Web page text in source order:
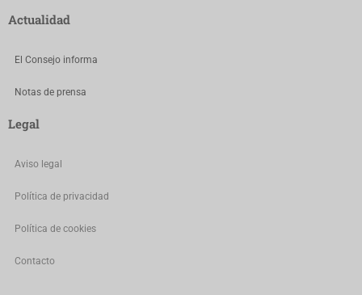
Actualidad
El Consejo informa
Notas de prensa
Legal
Aviso legal
Política de privacidad
Política de cookies
Contacto